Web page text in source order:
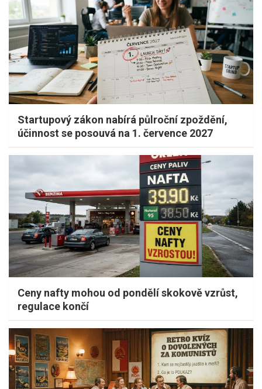
Startupový zákon nabírá půlroční zpoždění,
účinnost se posouvá na 1. července 2027
Ceny nafty mohou od pondělí skokově vzrůst,
regulace končí